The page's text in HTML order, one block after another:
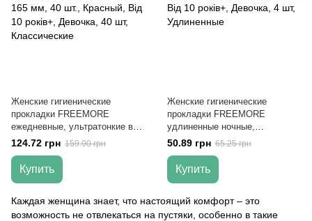
Женские гигиенические
прокладки FREEMORE
ежедневные, ультратонкие в
индивидуальной упаковке, 165
мм, 40 шт.
124.72 грн 159.90 грн
Купить
Женские гигиенические
прокладки FREEMORE
удлиненные ночные,
ультратонкие, 430 мм, 4 шт.
50.89 грн 65.25 грн
Купить
Каждая женщина знает, что настоящий комфорт – это
возможность не отвлекаться на пустяки, особенно в такие